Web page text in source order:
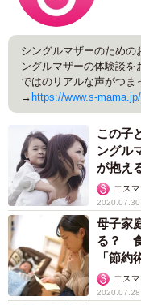
シングルマザーのための
ングルマザーの体験談を
ではのリアルな声がつま
→ https://www.s-mama.jp/
この子
ングル
が抱え
エス
2020.07.30
母子家
る？
「節約
エス
2020.07.28